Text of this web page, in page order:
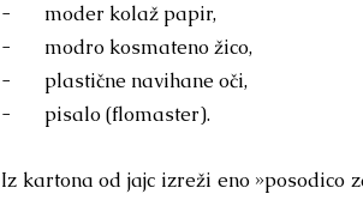
-       moder kolaž papir,
-       modro kosmateno žico,
-       plastične navihane oči,
-       pisalo (flomaster).
Iz kartona od jajc izreži eno »posodico